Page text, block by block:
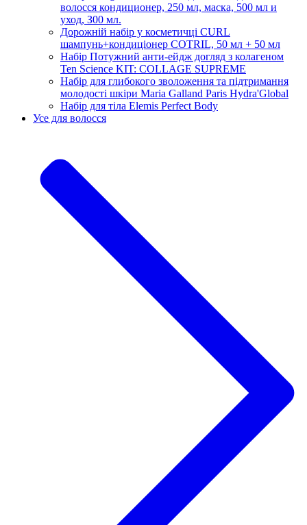
волосся кондиционер, 250 мл, маска, 500 мл и
уход, З00 мл.
Дорожній набір у косметичці CURL
шампунь+кондиціонер COTRIL, 50 мл + 50 мл
Набір Потужний анти-ейдж догляд з колагеном
Ten Science KIT: COLLAGE SUPREME
Набір для глибокого зволоження та підтримання
молодості шкіри Maria Galland Paris Hydra'Global
Набір для тіла Elemis Perfect Body
Усе для волосся